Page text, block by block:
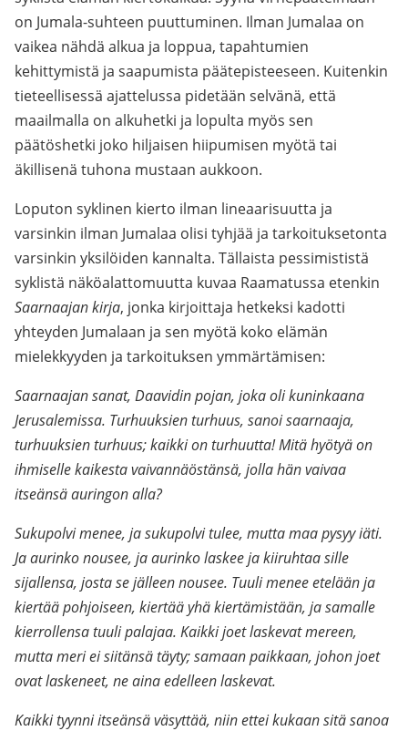
on Jumala-suhteen puuttuminen. Ilman Jumalaa on
vaikea nähdä alkua ja loppua, tapahtumien
kehittymistä ja saapumista päätepisteeseen. Kuitenkin
tieteellisessä ajattelussa pidetään selvänä, että
maailmalla on alkuhetki ja lopulta myös sen
päätöshetki joko hiljaisen hiipumisen myötä tai
äkillisenä tuhona mustaan aukkoon.
Loputon syklinen kierto ilman lineaarisuutta ja
varsinkin ilman Jumalaa olisi tyhjää ja tarkoituksetonta
varsinkin yksilöiden kannalta. Tällaista pessimististä
syklistä näköalattomuutta kuvaa Raamatussa etenkin
Saarnaajan kirja, jonka kirjoittaja hetkeksi kadotti
yhteyden Jumalaan ja sen myötä koko elämän
mielekkyyden ja tarkoituksen ymmärtämisen:
Saarnaajan sanat, Daavidin pojan, joka oli kuninkaana
Jerusalemissa. Turhuuksien turhuus, sanoi saarnaaja,
turhuuksien turhuus; kaikki on turhuutta! Mitä hyötyä on
ihmiselle kaikesta vaivannäöstänsä, jolla hän vaivaa
itseänsä auringon alla?
Sukupolvi menee, ja sukupolvi tulee, mutta maa pysyy iäti.
Ja aurinko nousee, ja aurinko laskee ja kiiruhtaa sille
sijallensa, josta se jälleen nousee. Tuuli menee etelään ja
kiertää pohjoiseen, kiertää yhä kiertämistään, ja samalle
kierrollensa tuuli palajaa. Kaikki joet laskevat mereen,
mutta meri ei siitänsä täyty; samaan paikkaan, johon joet
ovat laskeneet, ne aina edelleen laskevat.
Kaikki tyynni itseänsä väsyttää, niin ettei kukaan sitä sanoa